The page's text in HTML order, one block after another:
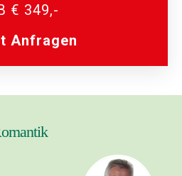
€ 349,-
Anfragen